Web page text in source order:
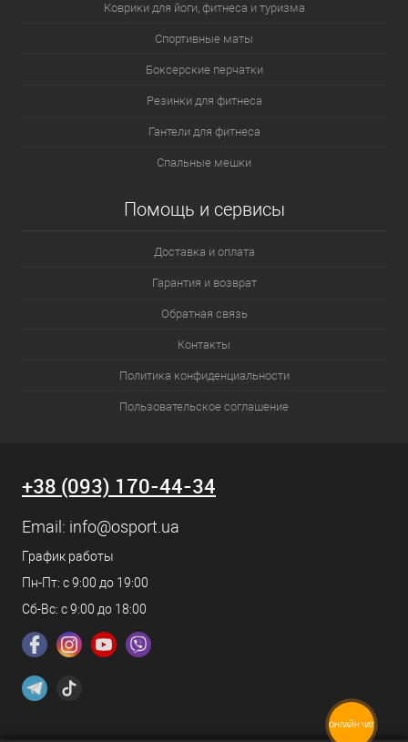
Коврики для йоги, фитнеса и туризма
Спортивные маты
Боксерские перчатки
Резинки для фитнеса
Гантели для фитнеса
Спальные мешки
Помощь и сервисы
Доставка и оплата
Гарантия и возврат
Обратная связь
Контакты
Политика конфиденциальности
Пользовательское соглашение
+38 (093) 170-44-34
Email: info@osport.ua
График работы
Пн-Пт: с 9:00 до 19:00
Сб-Вс: с 9:00 до 18:00
ОНЛАЙН ЧАТ